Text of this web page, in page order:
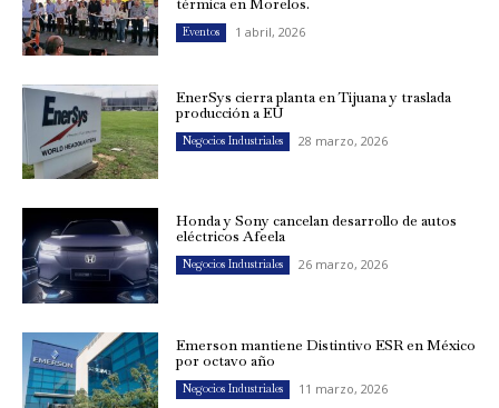
térmica en Morelos.
Eventos 1 abril, 2026
EnerSys cierra planta en Tijuana y traslada
producción a EU
Negocios Industriales 28 marzo, 2026
Honda y Sony cancelan desarrollo de autos
eléctricos Afeela
Negocios Industriales 26 marzo, 2026
Emerson mantiene Distintivo ESR en México
por octavo año
Negocios Industriales 11 marzo, 2026